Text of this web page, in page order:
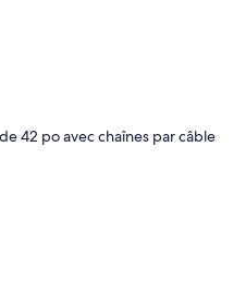
42 po avec chaînes par câble